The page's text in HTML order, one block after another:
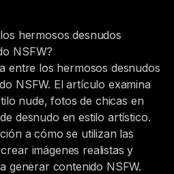
hermosos desnudos
NSFW?
entre los hermosos desnudos
NSFW. El artículo examina
nude, fotos de chicas en
desnudo en estilo artístico.
a cómo se utilizan las
imágenes realistas y
generar contenido NSFW.